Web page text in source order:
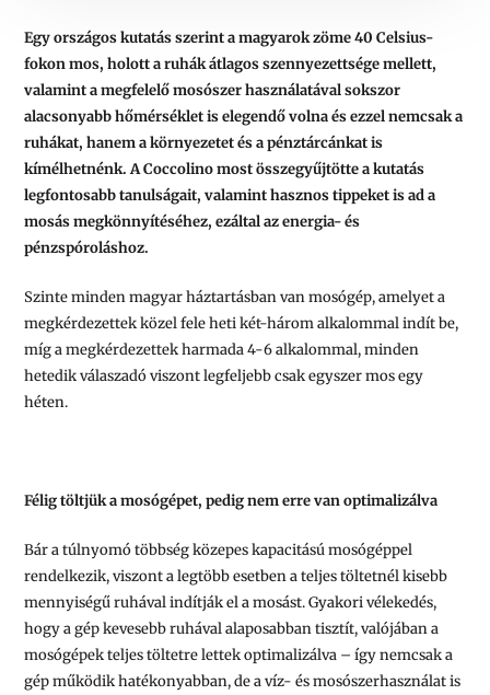
Egy országos kutatás szerint a magyarok zöme 40 Celsius-
fokon mos, holott a ruhák átlagos szennyezettsége mellett,
valamint a megfelelő mosószer használatával sokszor
alacsonyabb hőmérséklet is elegendő volna és ezzel nemcsak a
ruhákat, hanem a környezetet és a pénztárcánkat is
kímélhetnénk. A Coccolino most összegyűjtötte a kutatás
legfontosabb tanulságait, valamint hasznos tippeket is ad a
mosás megkönnyítéséhez, ezáltal az energia- és
pénzspóroláshoz.
Szinte minden magyar háztartásban van mosógép, amelyet a
megkérdezettek közel fele heti két-három alkalommal indít be,
míg a megkérdezettek harmada 4-6 alkalommal, minden
hetedik válaszadó viszont legfeljebb csak egyszer mos egy
héten.
Félig töltjük a mosógépet, pedig nem erre van optimalizálva
Bár a túlnyomó többség közepes kapacitású mosógéppel
rendelkezik, viszont a legtöbb esetben a teljes töltetnél kisebb
mennyiségű ruhával indítják el a mosást. Gyakori vélekedés,
hogy a gép kevesebb ruhával alaposabban tisztít, valójában a
mosógépek teljes töltetre lettek optimalizálva – így nemcsak a
gép működik hatékonyabban, de a víz- és mosószerhasználat is